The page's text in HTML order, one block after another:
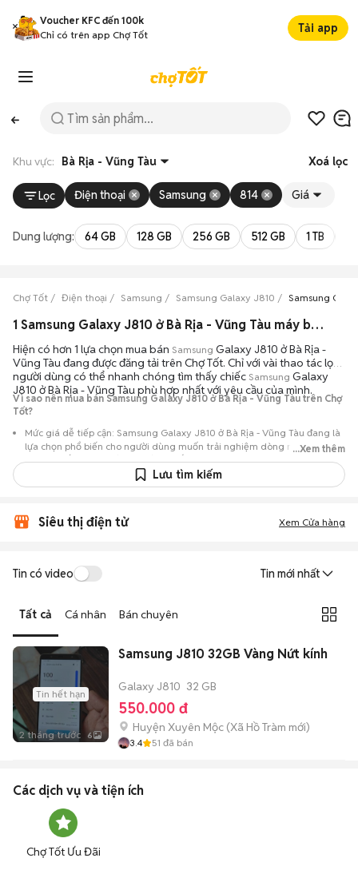
Voucher KFC đến 100k
Chỉ có trên app Chợ Tốt
Tải app
Khu vực: Bà Rịa - Vũng Tàu Xoá lọc
Lọc Điện thoại Samsung 814 Giá
Dung lượng: 64 GB 128 GB 256 GB 512 GB 1 TB
Chợ Tốt Điện thoại Samsung Samsung Galaxy J810 Samsung
1 Samsung Galaxy J810 ở Bà Rịa - Vũng Tàu máy bền đẹp đang bán 08/2026
Hiện có hơn 1 lựa chọn mua bán Samsung Galaxy J810 ở Bà Rịa -
Vũng Tàu đang được đăng tải trên Chợ Tốt. Chỉ với vài thao tác lọc,
người dùng có thể nhanh chóng tìm thấy chiếc Samsung Galaxy
J810 ở Bà Rịa - Vũng Tàu phù hợp nhất với yêu cầu của mình.
Vì sao nên mua bán Samsung Galaxy J810 ở Bà Rịa - Vũng Tàu trên Chợ
Tốt?
Mức giá dễ tiếp cận: Samsung Galaxy J810 ở Bà Rịa - Vũng Tàu đang là
lựa chọn phổ biến cho người dùng muốn trải nghiệm dòng máy này với
chi phí thấp hơn so với khi mới ra mắt.
Nguồn cung phong phú: Dễ dàng tìm thấySamsung
Giao dịch minh bạch: Việc gặp gỡ trực tiếp giúp người mua
tin đăng.
địa điểm giao nhận, chốt giao dịch nhanh chóng khi đạt được
...Xem thêm
Lưu tìm kiếm
Siêu thị điện tử Xem Cửa hàng
Tin có video Tin mới nhất
Tất cả Cá nhân Bán chuyên
Tin hết hạn
2 tháng trước 6
Samsung J810 32GB Vàng Nứt kính
Galaxy J810 32 GB
550.000 đ
Huyện Xuyên Mộc (Xã Hồ Tràm mới)
3.4 51 đã bán
Các dịch vụ và tiện ích
Chợ Tốt Ưu Đãi